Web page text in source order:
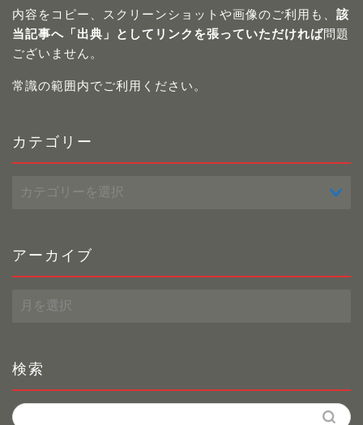
内容をコピー、スクリーンショットや画像のご利用も、 該
当記事へ「出典」としてリンクを張っていただければ問題
ございません。
常識の範囲内でご利用ください。
カテゴリー
テ
ー
アーカイブ
ー
ブ
検索